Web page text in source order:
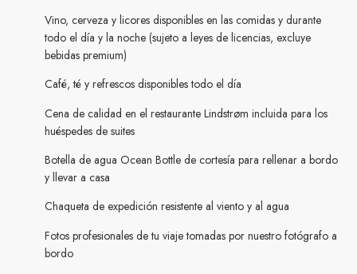
Vino, cerveza y licores disponibles en las comidas y durante
todo el día y la noche (sujeto a leyes de licencias, excluye
bebidas premium)
Café, té y refrescos disponibles todo el día
Cena de calidad en el restaurante Lindstrøm incluida para los
huéspedes de suites
Botella de agua Ocean Bottle de cortesía para rellenar a bordo
y llevar a casa
Chaqueta de expedición resistente al viento y al agua
Fotos profesionales de tu viaje tomadas por nuestro fotógrafo a
bordo